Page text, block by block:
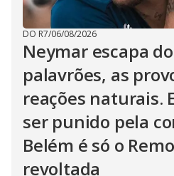
DO R7/06/08/2026
Neymar escapa do
palavrões, as
reações naturais.
ser punido pela
Belém é só o
revoltada